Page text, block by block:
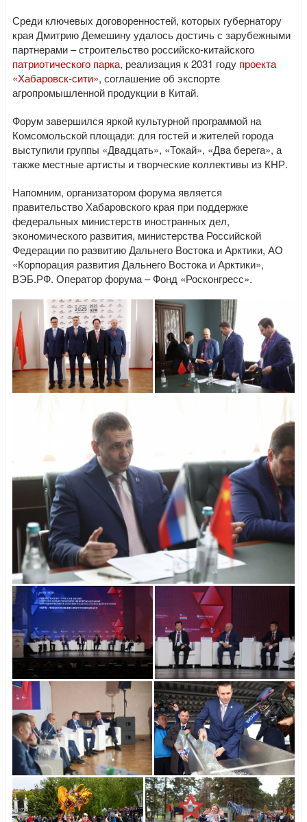
Среди ключевых договоренностей, которых губернатору
края Дмитрию Демешину удалось достичь с зарубежными
партнерами – строительство российско-китайского
патриотического парка, реализация к 2031 году проекта
«Хабаровск-сити», соглашение об экспорте
агропромышленной продукции в Китай.
Форум завершился яркой культурной программой на
Комсомольской площади: для гостей и жителей города
выступили группы «Двадцать», «Токай», «Два берега», а
также местные артисты и творческие коллективы из КНР.
Напомним, организатором форума является
правительство Хабаровского края при поддержке
федеральных министерств иностранных дел,
экономического развития, министерства Российской
Федерации по развитию Дальнего Востока и Арктики, АО
«Корпорация развития Дальнего Востока и Арктики»,
ВЭБ.РФ. Оператор форума – Фонд «Росконгресс».